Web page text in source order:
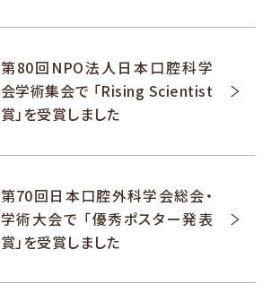
第80回NPO法人日本口腔科学
会学術集会で 「Rising Scientist
賞」を受賞しました
第70回日本口腔外科学会総会・
学術大会で 「優秀ポスター発表
賞」を受賞しました